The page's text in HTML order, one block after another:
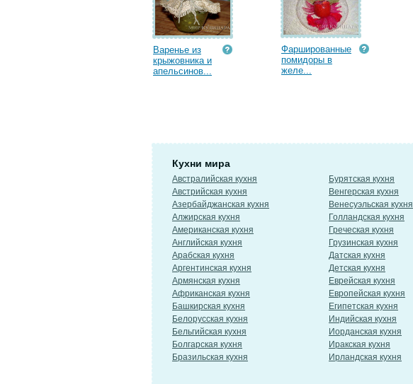
Варенье из
крыжовника и
апельсинов...
Фаршированные
помидоры в
желе...
Кухни мира
Австралийская кухня
Австрийская кухня
Азербайджанская кухня
Алжирская кухня
Американская кухня
Английская кухня
Арабская кухня
Аргентинская кухня
Армянская кухня
Африканская кухня
Башкирская кухня
Белорусская кухня
Бельгийская кухня
Болгарская кухня
Бразильская кухня
Бурятская кухня
Венгерская кухня
Венесуэльская кухня
Голландская кухня
Греческая кухня
Грузинская кухня
Датская кухня
Детская кухня
Еврейская кухня
Европейская кухня
Египетская кухня
Индийская кухня
Иорданская кухня
Иракская кухня
Ирландская кухня